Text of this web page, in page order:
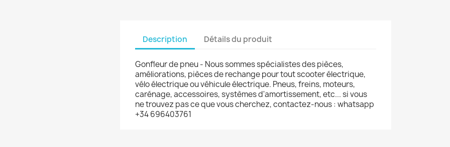
Description Détails du produit
Gonfleur de pneu - Nous sommes spécialistes des pièces,
améliorations, pièces de rechange pour tout scooter électrique,
vélo électrique ou véhicule électrique. Pneus, freins, moteurs,
carénage, accessoires, systèmes d'amortissement, etc... si vous
ne trouvez pas ce que vous cherchez, contactez-nous : whatsapp
+34 696403761